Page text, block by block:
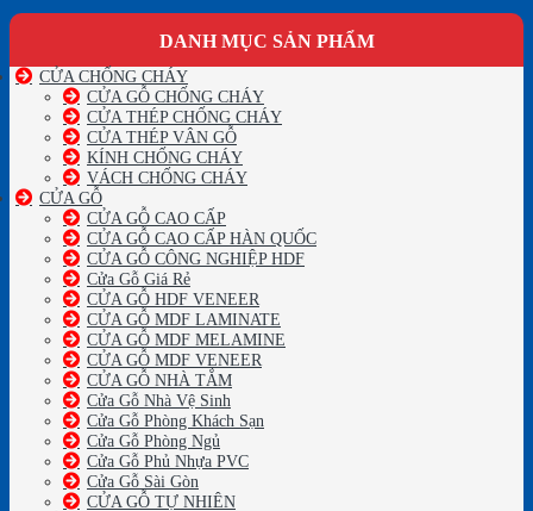
DANH MỤC SẢN PHẨM
CỬA CHỐNG CHÁY
CỬA GỖ CHỐNG CHÁY
CỬA THÉP CHỐNG CHÁY
CỬA THÉP VÂN GỖ
KÍNH CHỐNG CHÁY
VÁCH CHỐNG CHÁY
CỬA GỖ
CỬA GỖ CAO CẤP
CỬA GỖ CAO CẤP HÀN QUỐC
CỬA GỖ CÔNG NGHIỆP HDF
Cửa Gỗ Giá Rẻ
CỬA GỖ HDF VENEER
CỬA GỖ MDF LAMINATE
CỬA GỖ MDF MELAMINE
CỬA GỖ MDF VENEER
CỬA GỖ NHÀ TẮM
Cửa Gỗ Nhà Vệ Sinh
Cửa Gỗ Phòng Khách Sạn
Cửa Gỗ Phòng Ngủ
Cửa Gỗ Phủ Nhựa PVC
Cửa Gỗ Sài Gòn
CỬA GỖ TỰ NHIÊN